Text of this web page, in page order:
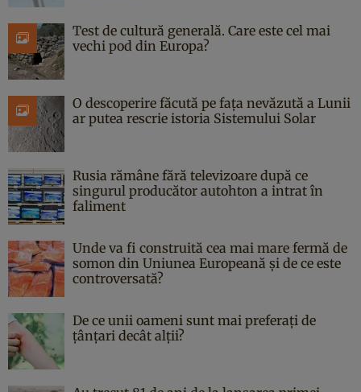
Test de cultură generală. Care este cel mai
vechi pod din Europa?
O descoperire făcută pe fața nevăzută a Lunii
ar putea rescrie istoria Sistemului Solar
Rusia rămâne fără televizoare după ce
singurul producător autohton a intrat în
faliment
Unde va fi construită cea mai mare fermă de
somon din Uniunea Europeană și de ce este
controversată?
De ce unii oameni sunt mai preferați de
țânțari decât alții?